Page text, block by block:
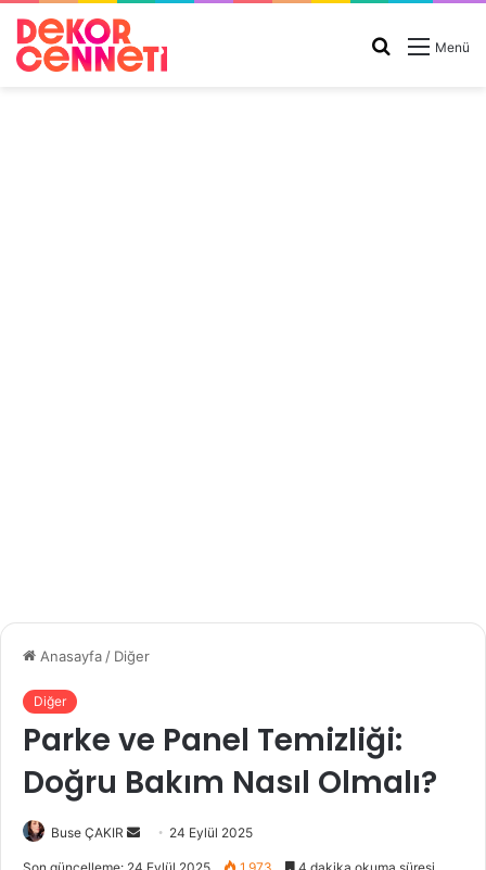
Menü
Arama
Anasayfa / Diğer
Diğer
Parke ve Panel Temizliği:
Doğru Bakım Nasıl Olmalı?
Buse ÇAKIR
Bir
24 Eylül 2025